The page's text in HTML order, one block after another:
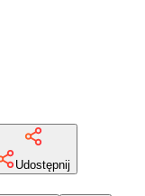
Udostępnij